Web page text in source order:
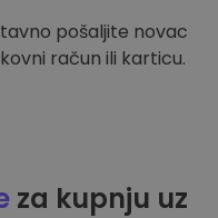
pošaljite novac
račun ili karticu.
za kupnju uz